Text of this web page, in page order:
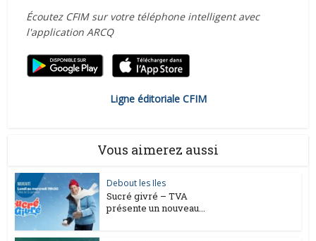
Écoutez CFIM sur votre téléphone intelligent avec
l'application ARCQ
Ligne éditoriale CFIM
Vous aimerez aussi
Debout les Iles
Sucré givré – TVA
présente un nouveau...